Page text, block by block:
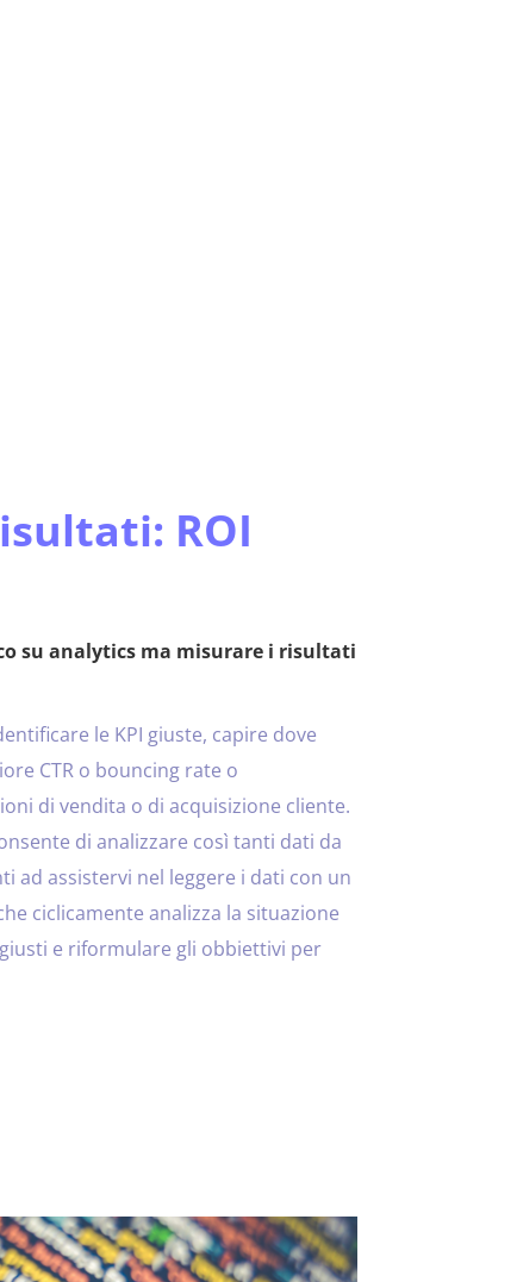
ROI
su analytics ma misurare i risultati
le KPI giuste, capire dove
CTR o bouncing rate o
di vendita o di acquisizione cliente.
di analizzare così tanti dati da
ad assistervi nel leggere i dati con un
ciclicamente analizza la situazione
e riformulare gli obbiettivi per